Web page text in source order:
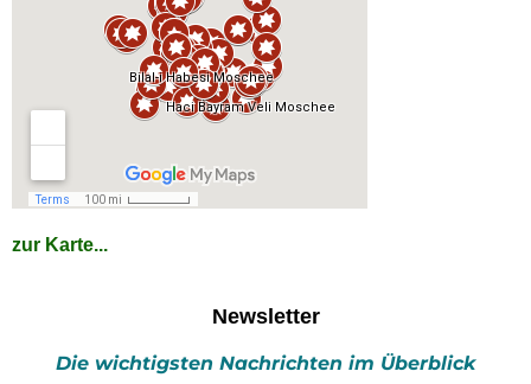
zur Karte...
Newsletter
Die wichtigsten Nachrichten im Überblick